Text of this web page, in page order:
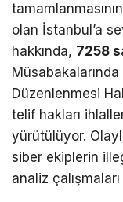
olan İstanbul’a
hakkında, 7258
Düzenlenmesi
telif hakları
yürütülüyor.
siber ekiplerin
analiz